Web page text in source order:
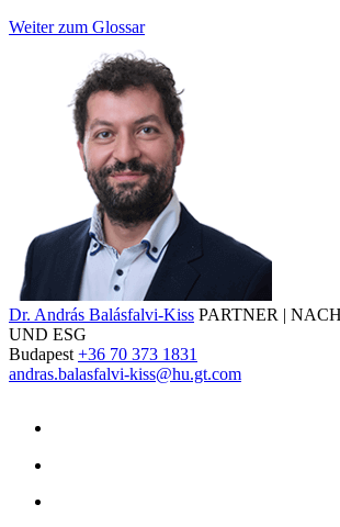
Weiter zum Glossar
Dr. András Balásfalvi-Kiss PARTNER |
UND ESG
Budapest +36 70 373 1831
andras.balasfalvi-kiss@hu.gt.com